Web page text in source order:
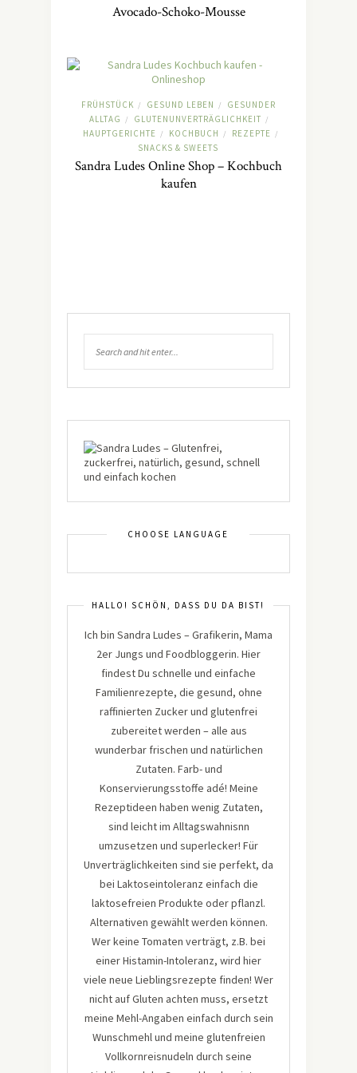
Avocado-Schoko-Mousse
FRÜHSTÜCK / GESUND LEBEN /
GESUNDER
ALLTAG
/ GLUTENUNVERTRÄGLICHKEIT /
HAUPTGERICHTE / KOCHBUCH / REZEPTE /
SNACKS & SWEETS
Sandra Ludes Online Shop – Kochbuch
kaufen
CHOOSE LANGUAGE
HALLO! SCHÖN, DASS DU DA BIST!
Ich bin Sandra Ludes – Grafikerin, Mama
2er Jungs und Foodbloggerin. Hier
findest Du schnelle und einfache
Familienrezepte, die gesund, ohne
raffinierten Zucker und glutenfrei
zubereitet werden – alle aus
wunderbar frischen und natürlichen
Zutaten. Farb- und
Konservierungsstoffe adé! Meine
Rezeptideen haben wenig Zutaten,
sind leicht im Alltagswahnisnn
umzusetzen und superlecker! Für
Unverträglichkeiten sind sie perfekt, da
bei Laktoseintoleranz einfach die
laktosefreien Produkte oder pflanzl.
Alternativen gewählt werden können.
Wer keine Tomaten verträgt, z.B. bei
einer Histamin-Intoleranz, wird hier
viele neue Lieblingsrezepte finden! Wer
nicht auf Gluten achten muss, ersetzt
meine Mehl-Angaben einfach durch sein
Wunschmehl und meine glutenfreien
Vollkornreisnudeln durch seine